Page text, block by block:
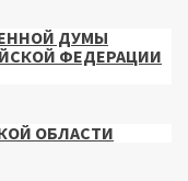
ДУМЫ
ФЕДЕРАЦИИ
ОБЛАСТИ